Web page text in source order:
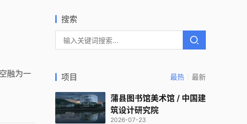
融为一
搜索
项目 最热 最新
蒲县图书馆美术馆 / 中国建
筑设计研究院
2026-07-23